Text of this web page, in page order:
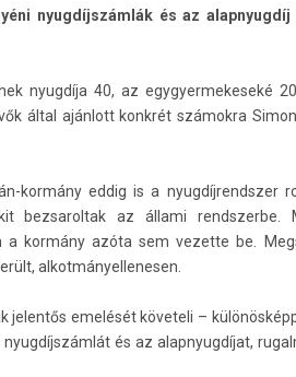
nyugdíjszámlák és az alapnyugdíj
nyugdíja 40, az egygyermekeseké
által ajánlott konkrét számokra
kormány eddig is a nyugdíjrendszer
bezsaroltak az állami rendszerbe.
a kormány azóta sem vezette be.
alkotmányellenesen.
jelentős emelését követeli –
és az alapnyugdíjat,